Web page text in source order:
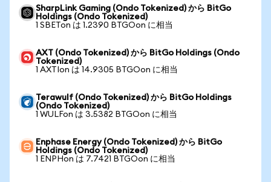
SharpLink Gaming (Ondo Tokenized) から BitGo
Holdings (Ondo Tokenized)
1 SBETon は 1.2390 BTGOon に相当
AXT (Ondo Tokenized) から BitGo Holdings (Ondo
Tokenized)
1 AXTIon は 14.9305 BTGOon に相当
Terawulf (Ondo Tokenized) から BitGo Holdings
(Ondo Tokenized)
1 WULFon は 3.5382 BTGOon に相当
Enphase Energy (Ondo Tokenized) から BitGo
Holdings (Ondo Tokenized)
1 ENPHon は 7.7421 BTGOon に相当